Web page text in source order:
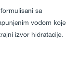
sa
vodom koje
izvor hidratacije.